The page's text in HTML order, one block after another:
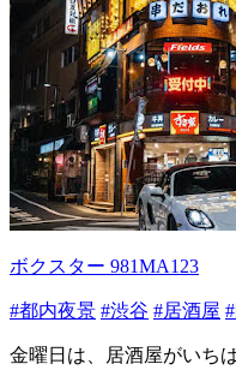
ボクスター 981MA123
#都内夜景 #渋谷 #居酒屋
金曜日は、居酒屋がいち